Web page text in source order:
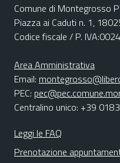
Comune di Montegrosso
Piazza ai Caduti n. 1,
Codice fiscale / P.
Area Amministrativa
Email:
PEC:
Centralino unico: +39
Leggi le FAQ
Prenotazione